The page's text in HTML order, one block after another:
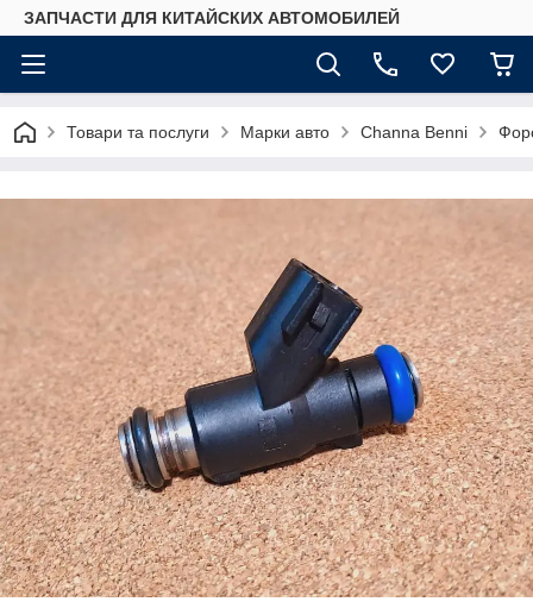
ЗАПЧАСТИ ДЛЯ КИТАЙСКИХ АВТОМОБИЛЕЙ
Товари та послуги Марки авто Сhannа Benni